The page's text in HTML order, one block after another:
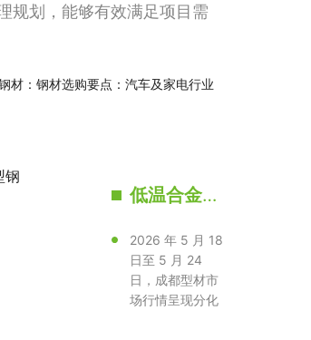
规划，能够有效满足项目需
材：钢材选购要点：汽车及家电行业
低温合金H型钢
2026 年 5 月 18
日至 5 月 24
日，成都型材市
场行情呈现分化